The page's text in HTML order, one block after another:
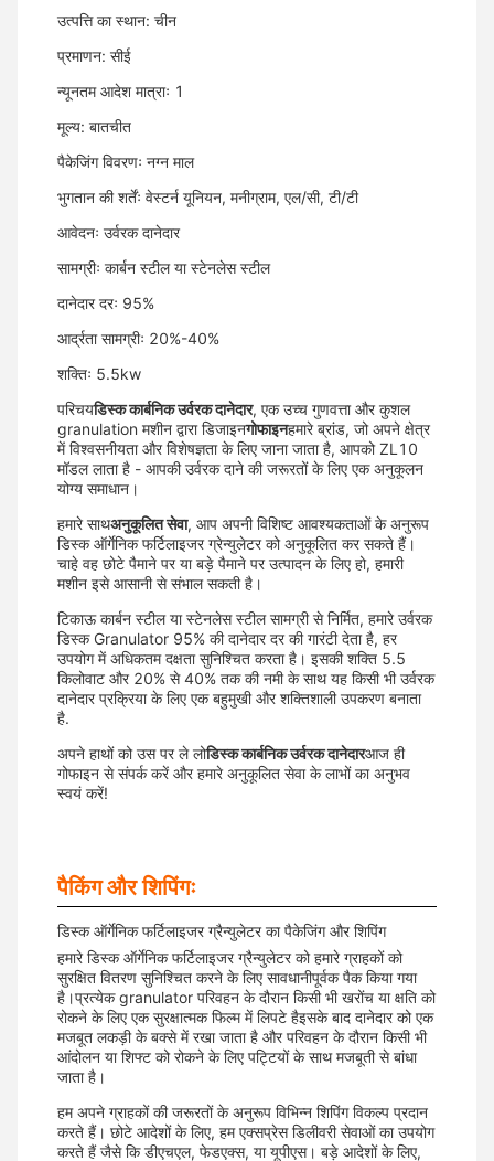
उत्पत्ति का स्थान: चीन
प्रमाणन: सीई
न्यूनतम आदेश मात्राः 1
मूल्य: बातचीत
पैकेजिंग विवरणः नग्न माल
भुगतान की शर्तेंः वेस्टर्न यूनियन, मनीग्राम, एल/सी, टी/टी
आवेदनः उर्वरक दानेदार
सामग्रीः कार्बन स्टील या स्टेनलेस स्टील
दानेदार दरः 95%
आर्द्रता सामग्रीः 20%-40%
शक्तिः 5.5kw
परिचयडिस्क कार्बनिक उर्वरक दानेदार, एक उच्च गुणवत्ता और कुशल
granulation मशीन द्वारा डिजाइनगोफाइनहमारे ब्रांड, जो अपने क्षेत्र
में विश्वसनीयता और विशेषज्ञता के लिए जाना जाता है, आपको ZL10
मॉडल लाता है - आपकी उर्वरक दाने की जरूरतों के लिए एक अनुकूलन
योग्य समाधान।
हमारे साथअनुकूलित सेवा, आप अपनी विशिष्ट आवश्यकताओं के अनुरूप
डिस्क ऑर्गेनिक फर्टिलाइजर ग्रेन्युलेटर को अनुकूलित कर सकते हैं।
चाहे वह छोटे पैमाने पर या बड़े पैमाने पर उत्पादन के लिए हो, हमारी
मशीन इसे आसानी से संभाल सकती है।
टिकाऊ कार्बन स्टील या स्टेनलेस स्टील सामग्री से निर्मित, हमारे उर्वरक
डिस्क Granulator 95% की दानेदार दर की गारंटी देता है, हर
उपयोग में अधिकतम दक्षता सुनिश्चित करता है। इसकी शक्ति 5.5
किलोवाट और 20% से 40% तक की नमी के साथ यह किसी भी उर्वरक
दानेदार प्रक्रिया के लिए एक बहुमुखी और शक्तिशाली उपकरण बनाता
है.
अपने हाथों को उस पर ले लोडिस्क कार्बनिक उर्वरक दानेदारआज ही
गोफाइन से संपर्क करें और हमारे अनुकूलित सेवा के लाभों का अनुभव
स्वयं करें!
पैकिंग और शिपिंगः
डिस्क ऑर्गेनिक फर्टिलाइजर ग्रैन्युलेटर का पैकेजिंग और शिपिंग
हमारे डिस्क ऑर्गेनिक फर्टिलाइजर ग्रैन्युलेटर को हमारे ग्राहकों को
सुरक्षित वितरण सुनिश्चित करने के लिए सावधानीपूर्वक पैक किया गया
है।प्रत्येक granulator परिवहन के दौरान किसी भी खरोंच या क्षति को
रोकने के लिए एक सुरक्षात्मक फिल्म में लिपटे हैइसके बाद दानेदार को एक
मजबूत लकड़ी के बक्से में रखा जाता है और परिवहन के दौरान किसी भी
आंदोलन या शिफ्ट को रोकने के लिए पट्टियों के साथ मजबूती से बांधा
जाता है।
हम अपने ग्राहकों की जरूरतों के अनुरूप विभिन्न शिपिंग विकल्प प्रदान
करते हैं। छोटे आदेशों के लिए, हम एक्सप्रेस डिलीवरी सेवाओं का उपयोग
करते हैं जैसे कि डीएचएल, फेडएक्स, या यूपीएस। बड़े आदेशों के लिए,